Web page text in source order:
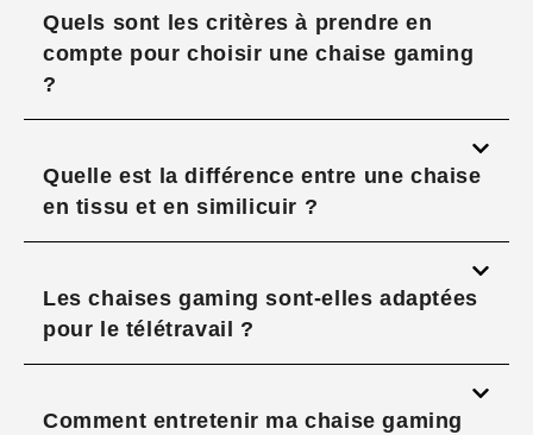
Quels sont les critères à prendre en
compte pour choisir une chaise gaming
?
Quelle est la différence entre une chaise
en tissu et en similicuir ?
Les chaises gaming sont-elles adaptées
pour le télétravail ?
Comment entretenir ma chaise gaming